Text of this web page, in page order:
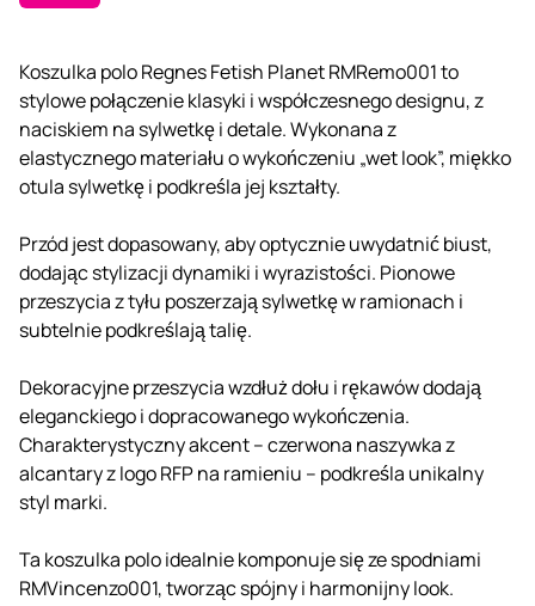
Koszulka polo Regnes Fetish Planet RMRemo001 to
stylowe połączenie klasyki i współczesnego designu, z
naciskiem na sylwetkę i detale. Wykonana z
elastycznego materiału o wykończeniu „wet look”, miękko
otula sylwetkę i podkreśla jej kształty.
Przód jest dopasowany, aby optycznie uwydatnić biust,
dodając stylizacji dynamiki i wyrazistości. Pionowe
przeszycia z tyłu poszerzają sylwetkę w ramionach i
subtelnie podkreślają talię.
Dekoracyjne przeszycia wzdłuż dołu i rękawów dodają
eleganckiego i dopracowanego wykończenia.
Charakterystyczny akcent – ​​czerwona naszywka z
alcantary z logo RFP na ramieniu – podkreśla unikalny
styl marki.
Ta koszulka polo idealnie komponuje się ze spodniami
RMVincenzo001, tworząc spójny i harmonijny look.